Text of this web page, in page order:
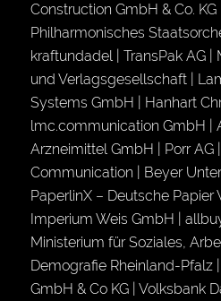
Construction GmbH & Co. KG
Philharmonisches
kraftundadel | TransPak AG |
und Verlagsgesellschaft |
Systems GmbH | Hanhart
lmc.communication GmbH |
Arzneimittel GmbH | Porr AG
Communication | Beyer
PaperlinX – Deutsche Papier
Imperium Weis GmbH |
Ministerium für Soziales,
Demografie Rheinland-Pfalz
GmbH & Co KG | Volksbank